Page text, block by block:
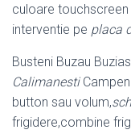
culoare
interventie pe placa
Busteni Buzau
Calimanesti
button sau volum,
frigidere,combine